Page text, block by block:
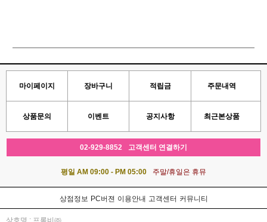
마이페이지 장바구니 적립금 주문내역
상품문의 이벤트 공지사항 최근본상품
02-929-8852 고객센터 연결하기
평일 AM 09:00 - PM 05:00 주말/휴일은 휴뮤
상점정보 PC버젼 이용안내 고객센터 커뮤니티